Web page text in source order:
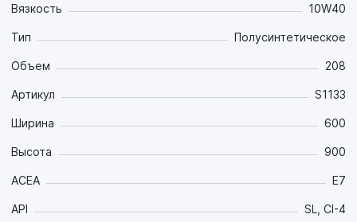
полусинтетической основой высочайшего качества,
соответствующей требованиям GLOBAL DHD-1,
обладающей оптимальной вязкостью в широком
диапазоне температур, обеспечивают отличные
свойства, что значительно продлевает ресурс техники на
широком диапазоне температур окружающей среды и
обеспечивает существенную экономию топлива;
антиоксидантами придают маслу повышенную
превосходными моюще-диспергирующими свойствами
Вязкость 10W40
Тип Полусинтетическое
Объем 208
Артикул S1133
Ширина 600
Высота 900
ACEA E7
API SL, CI-4